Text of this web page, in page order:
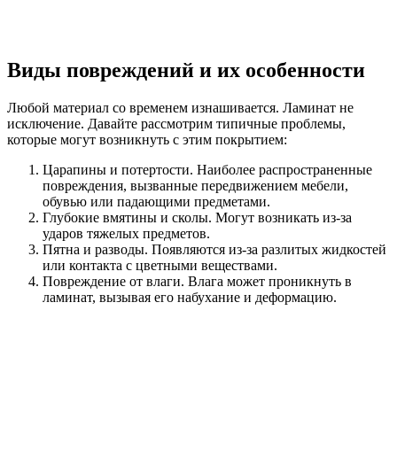
Виды повреждений и их особенности
Любой материал со временем изнашивается. Ламинат не
исключение. Давайте рассмотрим типичные проблемы,
которые могут возникнуть с этим покрытием:
Царапины и потертости. Наиболее распространенные
повреждения, вызванные передвижением мебели,
обувью или падающими предметами.
Глубокие вмятины и сколы. Могут возникать из-за
ударов тяжелых предметов.
Пятна и разводы. Появляются из-за разлитых жидкостей
или контакта с цветными веществами.
Повреждение от влаги. Влага может проникнуть в
ламинат, вызывая его набухание и деформацию.